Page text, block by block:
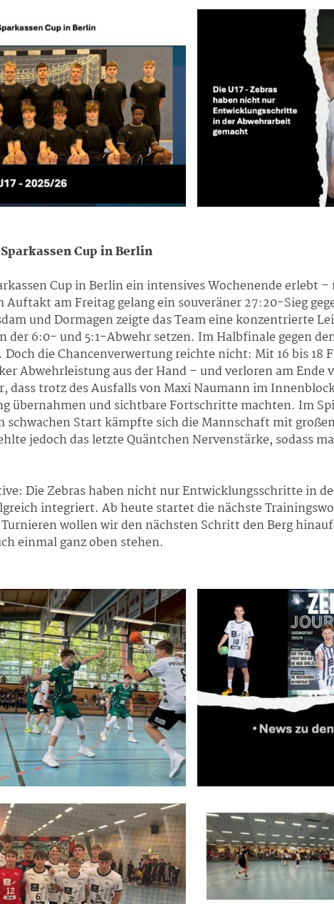
Cup in Berlin
Cup in Berlin ein intensives Wochenende
am Freitag gelang ein souveräner 27:20-Sieg
und Dormagen zeigte das Team eine konzentrierte
der 6:0- und 5:1-Abwehr setzen. Im Halbfinale gegen
Doch die Chancenverwertung reichte nicht: Mit 16 bis 18
Abwehrleistung aus der Hand – und verloren am
dass trotz des Ausfalls von Maxi Naumann im
übernahmen und sichtbare Fortschritte machten. Im
schwachen Start kämpfte sich die Mannschaft mit
jedoch das letzte Quäntchen Nervenstärke, sodass
Die Zebras haben nicht nur Entwicklungsschritte in
integriert. Ab heute startet die nächste
wollen wir den nächsten Schritt den Berg
einmal ganz oben stehen.